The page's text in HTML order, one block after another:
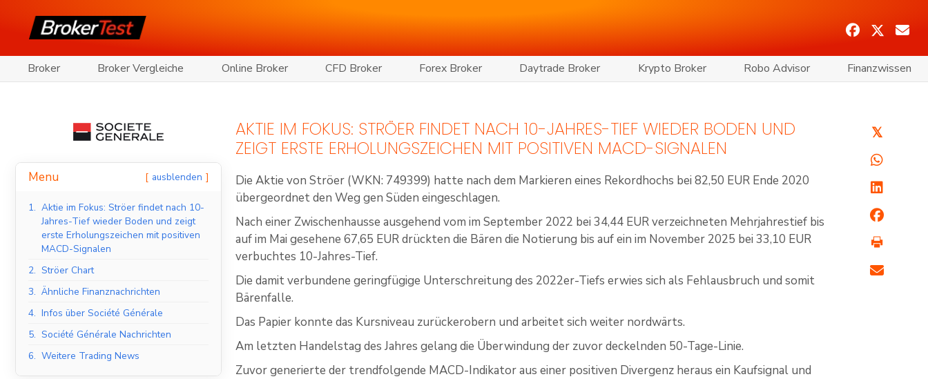
Broker Broker Vergleiche Online Broker CFD Broker Forex Broker Daytrade Broker Krypto Broker Robo Advisor Finanzwissen
Menu ausblenden
1. Aktie im Fokus: Ströer findet nach 10-
Jahres-Tief wieder Boden und zeigt
erste Erholungszeichen mit positiven
MACD-Signalen
2. Ströer Chart
3. Ähnliche Finanznachrichten
4. Infos über Société Générale
5. Société Générale Nachrichten
6. Weitere Trading News
AKTIE IM FOKUS: STRÖER FINDET NACH 10-JAHRES-TIEF WIEDER BODEN UND
ZEIGT ERSTE ERHOLUNGSZEICHEN MIT POSITIVEN MACD-SIGNALEN
Die Aktie von Ströer (WKN: 749399) hatte nach dem Markieren eines Rekordhochs bei 82,50 EUR Ende 2020
übergeordnet den Weg gen Süden eingeschlagen.
Nach einer Zwischenhausse ausgehend vom im September 2022 bei 34,44 EUR verzeichneten Mehrjahrestief bis
auf im Mai gesehene 67,65 EUR drückten die Bären die Notierung bis auf ein im November 2025 bei 33,10 EUR
verbuchtes 10-Jahres-Tief.
Die damit verbundene geringfügige Unterschreitung des 2022er-Tiefs erwies sich als Fehlausbruch und somit
Bärenfalle.
Das Papier konnte das Kursniveau zurückerobern und arbeitet sich weiter nordwärts.
Am letzten Handelstag des Jahres gelang die Überwindung der zuvor deckelnden 50-Tage-Linie.
Zuvor generierte der trendfolgende MACD-Indikator aus einer positiven Divergenz heraus ein Kaufsignal und
𝕏